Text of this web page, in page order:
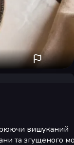
вишуканий
та згущеного